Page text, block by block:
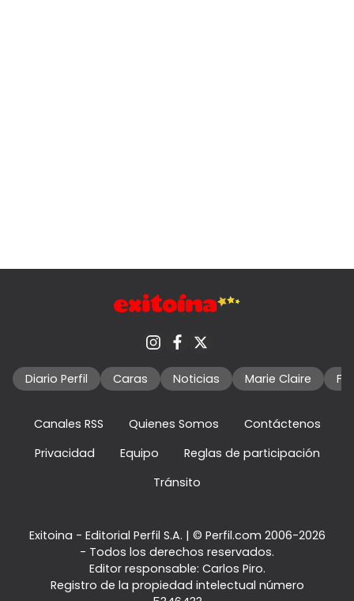
Diario Perfil Caras Noticias Marie Claire
Canales RSS Quienes Somos
Contáctenos
Privacidad
Equipo
Reglas de participación
Tránsito
Exitoina - Editorial Perfil S.A. | © Perfil.com 2006-2026
- Todos los derechos reservados.
Editor responsable: Carlos Piro.
Registro de la propiedad intelectual número